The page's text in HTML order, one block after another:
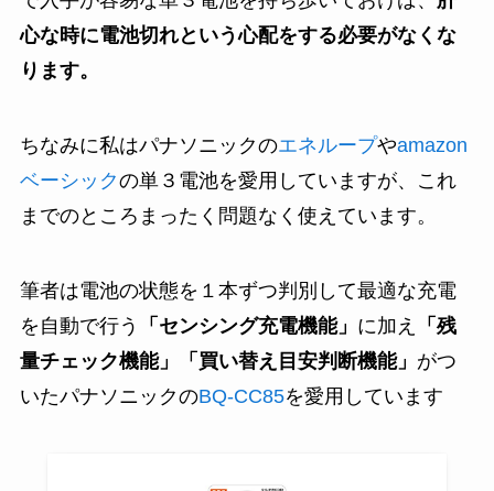
心な時に電池切れという心配をする必要がなくな
ります。
ちなみに私はパナソニックのエネループやamazon
ベーシックの単３電池を愛用していますが、これ
までのところまったく問題なく使えています。
筆者は電池の状態を１本ずつ判別して最適な充電
を自動で行う
「センシング充電機能」 に加え
「残
量チェック機能」「買い替え目安判断機能」 がつ
いたパナソニックのBQ-CC85を愛用しています